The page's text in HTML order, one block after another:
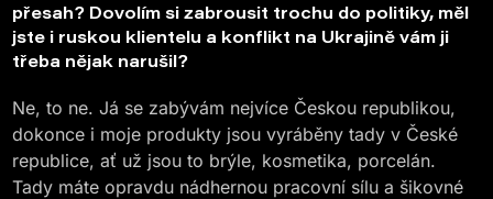
přesah? Dovolím si zabrousit trochu do politiky, měl
jste i ruskou klientelu a konflikt na Ukrajině vám ji
třeba nějak narušil?
Ne, to ne. Já se zabývám nejvíce Českou republikou,
dokonce i moje produkty jsou vyráběny tady v České
republice, ať už jsou to brýle, kosmetika, porcelán.
Tady máte opravdu nádhernou pracovní sílu a šikovné